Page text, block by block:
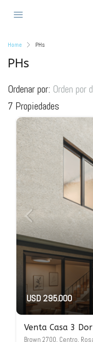
Home PHs
PHs
7 Propiedades
Ordenar por: Orden por
USD 295.000
Venta Casa 3
Brown 2700, Centro,